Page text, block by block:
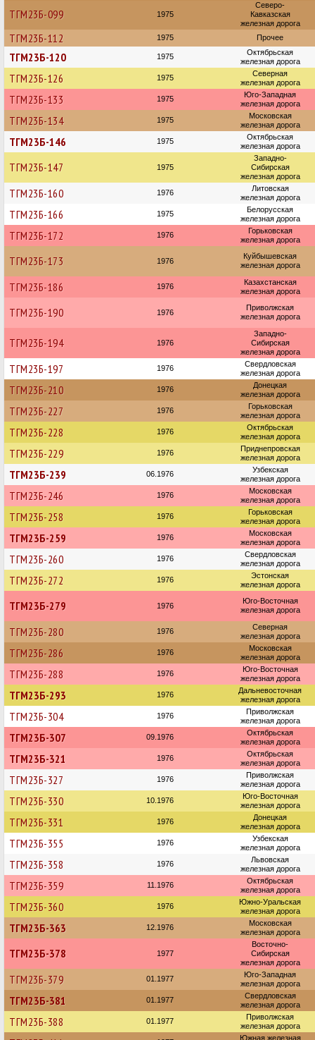
ТГМ23Б-099 1975
Северо-
Кавказская
железная дорога
ТГМ23Б-112 1975 Прочее
ТГМ23Б-120 1975
Октябрьская
железная дорога
ТГМ23Б-126 1975
Северная
железная дорога
ТГМ23Б-133 1975
Юго-Западная
железная дорога
ТГМ23Б-134 1975
Московская
железная дорога
ТГМ23Б-146 1975
Октябрьская
железная дорога
ТГМ23Б-147 1975
Западно-
Сибирская
железная дорога
ТГМ23Б-160 1976
Литовская
железная дорога
ТГМ23Б-166 1975
Белорусская
железная дорога
ТГМ23Б-172 1976
Горьковская
железная дорога
ТГМ23Б-173 1976
Куйбышевская
железная дорога
ТГМ23Б-186 1976
Казахстанская
железная дорога
ТГМ23Б-190 1976
Приволжская
железная дорога
ТГМ23Б-194 1976
Западно-
Сибирская
железная дорога
ТГМ23Б-197 1976
Свердловская
железная дорога
ТГМ23Б-210 1976
Донецкая
железная дорога
ТГМ23Б-227 1976
Горьковская
железная дорога
ТГМ23Б-228 1976
Октябрьская
железная дорога
ТГМ23Б-229 1976
Приднепровская
железная дорога
ТГМ23Б-239 06.1976
Узбекская
железная дорога
ТГМ23Б-246 1976
Московская
железная дорога
ТГМ23Б-258 1976
Горьковская
железная дорога
ТГМ23Б-259 1976
Московская
железная дорога
ТГМ23Б-260 1976
Свердловская
железная дорога
ТГМ23Б-272 1976
Эстонская
железная дорога
ТГМ23Б-279 1976
Юго-Восточная
железная дорога
ТГМ23Б-280 1976
Северная
железная дорога
ТГМ23Б-286 1976
Московская
железная дорога
ТГМ23Б-288 1976
Юго-Восточная
железная дорога
ТГМ23Б-293 1976
Дальневосточная
железная дорога
ТГМ23Б-304 1976
Приволжская
железная дорога
ТГМ23Б-307 09.1976
Октябрьская
железная дорога
ТГМ23Б-321 1976
Октябрьская
железная дорога
ТГМ23Б-327 1976
Приволжская
железная дорога
ТГМ23Б-330 10.1976
Юго-Восточная
железная дорога
ТГМ23Б-331 1976
Донецкая
железная дорога
ТГМ23Б-355 1976
Узбекская
железная дорога
ТГМ23Б-358 1976
Львовская
железная дорога
ТГМ23Б-359 11.1976
Октябрьская
железная дорога
ТГМ23Б-360 1976
Южно-Уральская
железная дорога
ТГМ23Б-363 12.1976
Московская
железная дорога
ТГМ23Б-378 1977
Восточно-
Сибирская
железная дорога
ТГМ23Б-379 01.1977
Юго-Западная
железная дорога
ТГМ23Б-381 01.1977
Свердловская
железная дорога
ТГМ23Б-388 01.1977
Приволжская
железная дорога
Южная железная